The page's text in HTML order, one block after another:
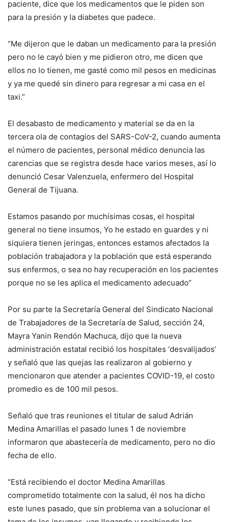
paciente, dice que los medicamentos que le piden son
para la presión y la diabetes que padece.
“Me dijeron que le daban un medicamento para la presión
pero no le cayó bien y me pidieron otro, me dicen que
ellos no lo tienen, me gasté como mil pesos en medicinas
y ya me quedé sin dinero para regresar a mi casa en el
taxi.”
El desabasto de medicamento y material se da en la
tercera ola de contagios del SARS-CoV-2, cuando aumenta
el número de pacientes, personal médico denuncia las
carencias que se registra desde hace varios meses, así lo
denunció Cesar Valenzuela, enfermero del Hospital
General de Tijuana.
Estamos pasando por muchísimas cosas, el hospital
general no tiene insumos, Yo he estado en guardes y ni
siquiera tienen jeringas, entonces estamos afectados la
población trabajadora y la población que está esperando
sus enfermos, o sea no hay recuperación en los pacientes
porque no se les aplica el medicamento adecuado”
Por su parte la Secretaría General del Sindicato Nacional
de Trabajadores de la Secretaría de Salud, sección 24,
Mayra Yanin Rendón Machuca, dijo que la nueva
administración estatal recibió los hospitales ‘desvalijados’
y señaló que las quejas las realizaron al gobierno y
mencionaron que atender a pacientes COVID-19, el costo
promedio es de 100 mil pesos.
Señaló que tras reuniones el titular de salud Adrián
Medina Amarillas el pasado lunes 1 de noviembre
informaron que abastecería de medicamento, pero no dio
fecha de ello.
“Está recibiendo el doctor Medina Amarillas
comprometido totalmente con la salud, él nos ha dicho
este lunes pasado, que sin problema van a solucionar el